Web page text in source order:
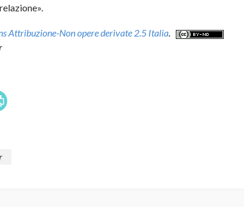
Attribuzione-Non opere derivate 2.5 Italia.